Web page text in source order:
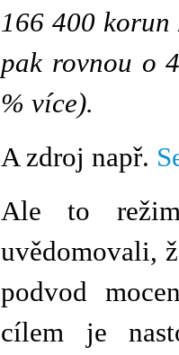
166 400 korun
pak rovnou o
% více).
A zdroj např.
Ale to
uvědomovali,
podvod
cílem je